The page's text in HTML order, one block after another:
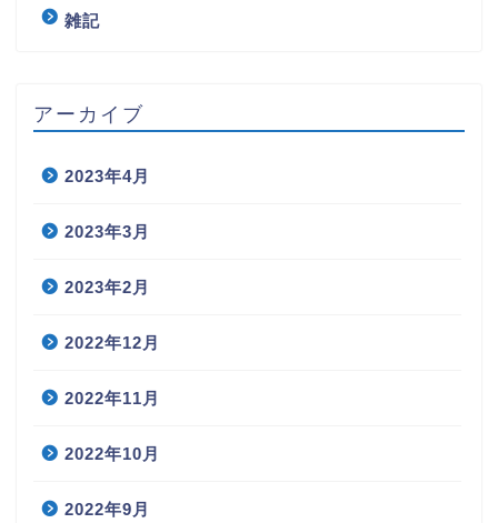
雑記
アーカイブ
2023年4月
2023年3月
2023年2月
2022年12月
2022年11月
2022年10月
2022年9月